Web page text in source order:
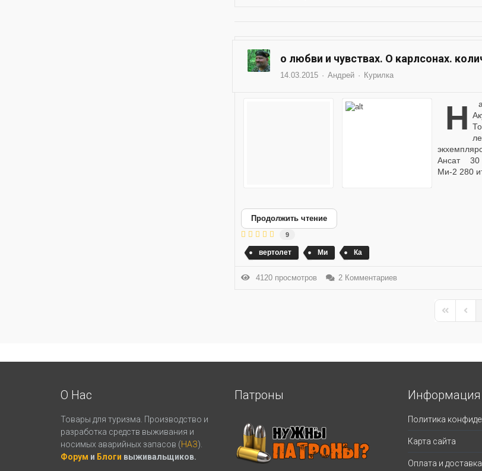
о любви и чувствах. О карлсонах.
14.03.2015 Андрей Курилка
наши Тип вертолётаКоличество вертолётов Ка-50 Чёрная
Ансат 30
Ми-2 280
Продолжить чтение
9
вертолет Ми Ка
4120 просмотров 2 Комментариев
First Page
О Нас
Товары для туризма. Производство и
разработка средств выживания и
носимых аварийных запасов (НАЗ).
Форум и Блоги выживальщиков.
Патроны Информация
Политика
Карта сайта
Оплата и доставка